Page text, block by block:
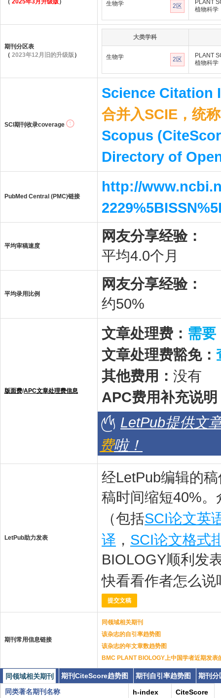
（ 2025年3月升级版） 生物学 2区
PLANT
植物科学
期刊分区表
（ 2023年12月旧的升级版 ）
大类学科
生物学 2区
PLANT
植物科学
SCI期刊收录coverage
Science Citation
合并入SCIE，统
Scopus
Directory of
PubMed Central (PMC)链接
http://
平均审稿速度
网友分享经验：
平均4.0个月
平均录用比例
网友分享经验：
约50%
版面费/APC文章处理费信息
文章处理费： 需要
文章处理费豁免：
其他费用： 没有
APC费用补充说明
LetPub提供文
费啦！
LetPub助力发表
经LetPub编辑的
稿时间缩短40%
（包括SCI论文英
译 ， SCI论文格式
BIOLOGY顺利发
快看看作者怎么说
提交文稿
期刊常用信息链接
同领域相关期刊
该杂志的自引率趋势图
该杂志的年文章数趋势图
BMC PLANT BIOLOGY上中国学者近期发表
同领域相关期刊 期刊CiteScore趋势图 期刊自引率趋势图
期刊分
同类著名期刊名称
h-index CiteScore